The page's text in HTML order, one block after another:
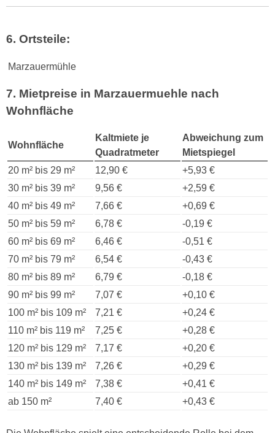
6. Ortsteile:
Marzauermühle
7. Mietpreise in Marzauermuehle nach
Wohnfläche
Wohnfläche
Kaltmiete je
Quadratmeter
Abweichung zum
Mietspiegel
20 m² bis 29 m²
12,90 €
+5,93 €
30 m² bis 39 m²
9,56 €
+2,59 €
40 m² bis 49 m²
7,66 €
+0,69 €
50 m² bis 59 m²
6,78 €
-0,19 €
60 m² bis 69 m²
6,46 €
-0,51 €
70 m² bis 79 m²
6,54 €
-0,43 €
80 m² bis 89 m²
6,79 €
-0,18 €
90 m² bis 99 m²
7,07 €
+0,10 €
100 m² bis 109 m²
7,21 €
+0,24 €
110 m² bis 119 m²
7,25 €
+0,28 €
120 m² bis 129 m²
7,17 €
+0,20 €
130 m² bis 139 m²
7,26 €
+0,29 €
140 m² bis 149 m²
7,38 €
+0,41 €
ab 150 m²
7,40 € +0,43 €